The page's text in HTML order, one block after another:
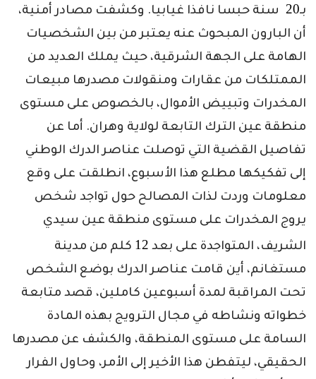
بـ20
سنة حبسا نافذا غيابيا. وكشفت مصادر أمنية،
أن البارون المبحوث عنه يعتبر من بين الشخصيات
الهامة على الجهة الشرقية، حيث يملك العديد من
الممتلكات من عقارات ومنقولات مصدرها مبيعات
المخدرات وتبييض الأموال، بالخصوص على مستوى
منطقة عين الترك التابعة لولاية وهران. أما عن
تفاصيل القضية التي توصلت عناصر الدرك الوطني
إلى تفكيكها مطلع هذا الأسبوع، انطلقت على وقع
معلومات وردت لذات المصالح حول تواجد شخص
يروج المخدرات على مستوى منطقة عين سيدي
الشريف، المتواجدة على بعد 12 كلم من مدينة
مستغانم، أين قامت عناصر الدرك بوضع الشخص
تحت المراقبة لمدة أسبوعين كاملين، قصد متابعة
خطواته ونشاطه في مجال الترويج بهذه المادة
السامة على مستوى المنطقة، والكشف عن مصدرها
الحقيقي، ليتفطن هذا الأخير إلى الأمر، وحاول الفرار